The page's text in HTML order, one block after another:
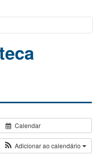
Calendar
Adicionar ao calendário